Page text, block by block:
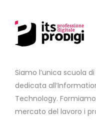
Siamo l’unica scuola
dedicata
Technology.
mercato del lavoro i